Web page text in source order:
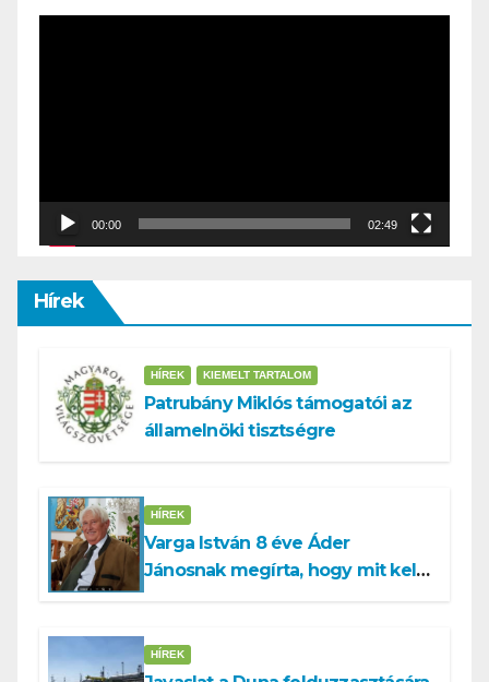
00:00 02:49
Hírek
HÍREK KIEMELT TARTALOM
Patrubány Miklós támogatói az
államelnöki tisztségre
HÍREK
Varga István 8 éve Áder
Jánosnak megírta, hogy mit kell
HÍREK